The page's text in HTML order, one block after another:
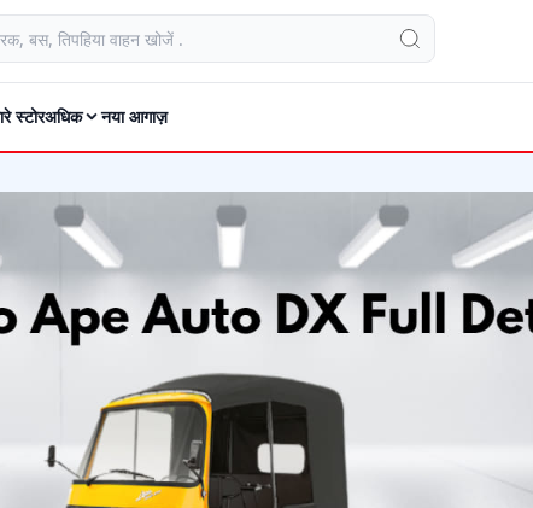
स्टोरअधिक नया आगाज़